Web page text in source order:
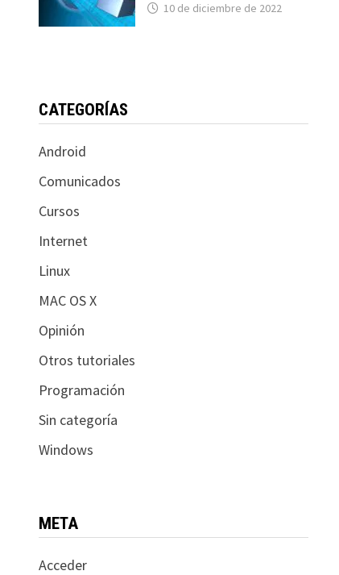
10 de diciembre de 2022
CATEGORÍAS
Android
Comunicados
Cursos
Internet
Linux
MAC OS X
Opinión
Otros tutoriales
Programación
Sin categoría
Windows
META
Acceder